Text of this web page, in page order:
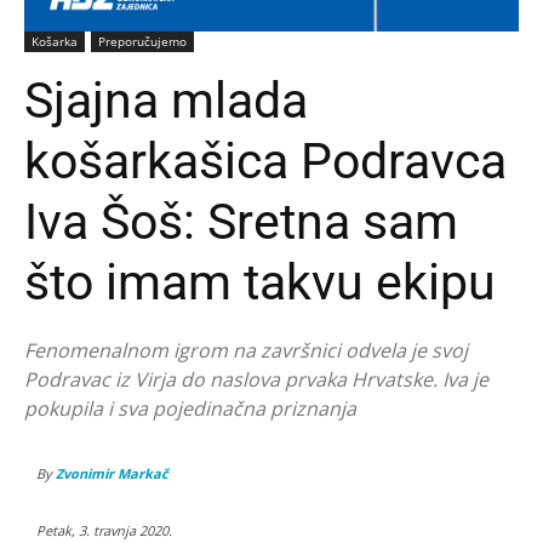
Košarka Preporučujemo
Sjajna mlada
košarkašica Podravca
Iva Šoš: Sretna sam
što imam takvu ekipu
Fenomenalnom igrom na završnici odvela je svoj
Podravac iz Virja do naslova prvaka Hrvatske. Iva je
pokupila i sva pojedinačna priznanja
By Zvonimir Markač
Petak, 3. travnja 2020.